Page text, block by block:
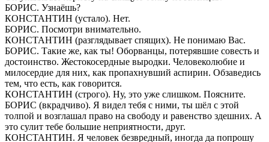
БОРИС. Узнаёшь?
КОНСТАНТИН (устало). Нет.
БОРИС. Посмотри внимательно.
КОНСТАНТИН (разглядывает спящих). Не понимаю Вас.
БОРИС. Такие же, как ты! Оборванцы, потерявшие совесть и
достоинство. Жестокосердные выродки. Человеколюбие и
милосердие для них, как пропахнувший аспирин. Обзаведись
тем, что есть, как говорится.
КОНСТАНТИН (строго). Ну, это уже слишком. Поясните.
БОРИС (вкрадчиво). Я видел тебя с ними, ты шёл с этой
толпой и возглашал право на свободу и равенство здешних. А
это сулит тебе большие неприятности, друг.
КОНСТАНТИН. Я человек безвредный, иногда да попрошу